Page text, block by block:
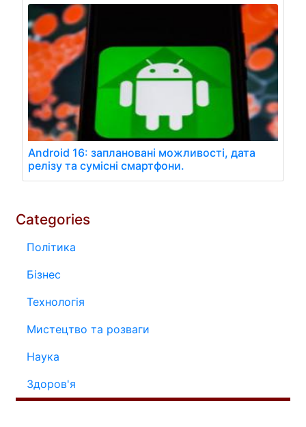
Android 16: заплановані можливості, дата
релізу та сумісні смартфони.
Categories
Політика
Бізнес
Технологія
Мистецтво та розваги
Наука
Здоров'я